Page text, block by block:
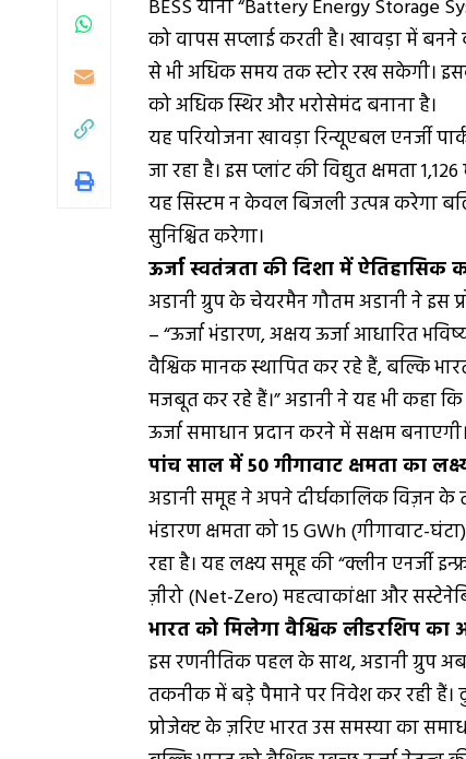
BESS यानी “Battery Energy Storage
को वापस सप्लाई करती है। खावड़ा में
से भी अधिक समय तक स्टोर रख सकेगी।
को अधिक स्थिर और भरोसेमंद बनाना है।
यह परियोजना खावड़ा रिन्यूएबल एनर्जी
जा रहा है। इस प्लांट की विद्युत क्षमता
यह सिस्टम न केवल बिजली उत्पन्न करेगा
सुनिश्चित करेगा।
ऊर्जा स्वतंत्रता की दिशा में ऐतिहासिक
अडानी ग्रुप के चेयरमैन गौतम अडानी ने इस
– “ऊर्जा भंडारण, अक्षय ऊर्जा आधारित
वैश्विक मानक स्थापित कर रहे हैं, बल्कि
मजबूत कर रहे हैं।” अडानी ने यह भी कहा
ऊर्जा समाधान प्रदान करने में सक्षम बनाएगी।
पांच साल में 50 गीगावाट क्षमता का
अडानी समूह ने अपने दीर्घकालिक विज़न के
भंडारण क्षमता को 15 GWh (गीगावाट-
रहा है। यह लक्ष्य समूह की “क्लीन एनर्जी
ज़ीरो (Net-Zero) महत्वाकांक्षा और
भारत को मिलेगा वैश्विक लीडरशिप का
इस रणनीतिक पहल के साथ, अडानी ग्रुप
तकनीक में बड़े पैमाने पर निवेश कर रही हैं।
प्रोजेक्ट के ज़रिए भारत उस समस्या का